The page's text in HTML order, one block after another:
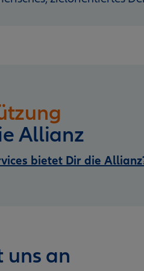
Allianz
bietet Dir die
uns an